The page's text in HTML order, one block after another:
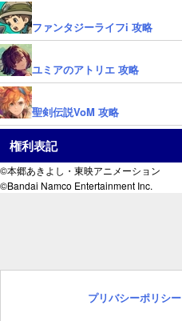
ファンタジーライフi 攻略
ユミアのアトリエ 攻略
聖剣伝説VoM 攻略
権利表記
©本郷あきよし・東映アニメーション
©Bandai Namco Entertainment Inc.
プリバシーポリシー